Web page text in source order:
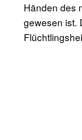
Händen des
gewesen ist.